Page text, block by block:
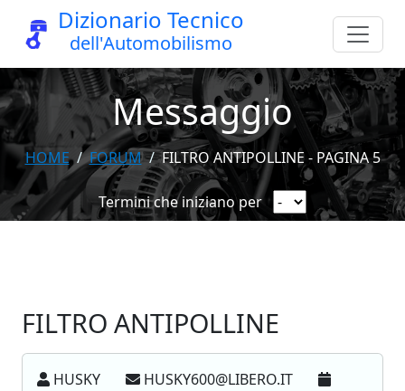
Dizionario Tecnico
dell'Automobilismo
Messaggio
HOME FORUM FILTRO ANTIPOLLINE - PAGINA 5
Termini che iniziano per
FILTRO ANTIPOLLINE
HUSKY
HUSKY600@LIBERO.IT